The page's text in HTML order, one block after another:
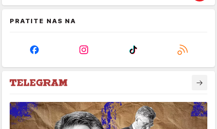
PRATITE NAS NA